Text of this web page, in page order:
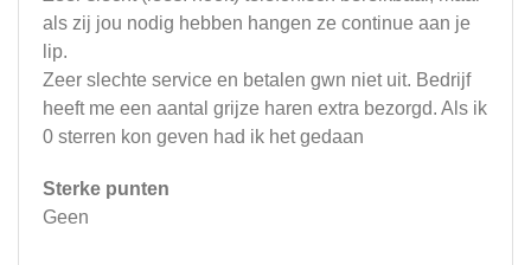
als zij jou nodig hebben hangen ze continue aan je
lip.
Zeer slechte service en betalen gwn niet uit. Bedrijf
heeft me een aantal grijze haren extra bezorgd. Als ik
0 sterren kon geven had ik het gedaan
Sterke punten
Geen